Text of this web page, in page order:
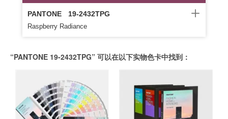
PANTONE 19-2432TPG
Raspberry Radiance
“PANTONE 19-2432TPG” 可以在以下实物色卡中找到：